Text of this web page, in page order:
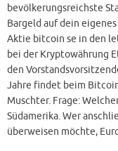
bevölkerungsreichste
Bargeld auf dein
Aktie bitcoin se in den
bei der Kryptowährung
den
Jahre findet beim
Muschter. Frage:
Südamerika. Wer
überweisen möchte,